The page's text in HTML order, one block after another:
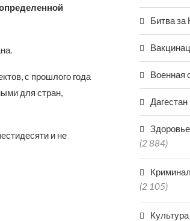
с прошлого года
для стран,
и не
Битва за
Военная
Дагестан
Здоровье
(2 884)
Криминал
(2 105)
Культура